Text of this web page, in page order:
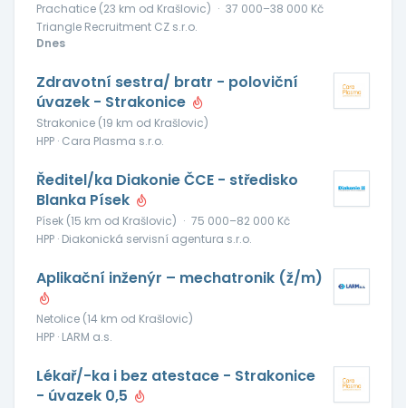
Prachatice (23 km od Krašlovic) · 37 000–38 000 Kč
Triangle Recruitment CZ s.r.o.
Dnes
Zdravotní sestra/ bratr - poloviční
úvazek - Strakonice
Strakonice (19 km od Krašlovic)
HPP · Cara Plasma s.r.o.
Ředitel/ka Diakonie ČCE - středisko
Blanka Písek
Písek (15 km od Krašlovic) · 75 000–82 000 Kč
HPP · Diakonická servisní agentura s.r.o.
Aplikační inženýr – mechatronik (ž/m)
Netolice (14 km od Krašlovic)
HPP · LARM a.s.
Lékař/-ka i bez atestace - Strakonice
- úvazek 0,5